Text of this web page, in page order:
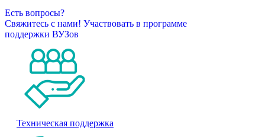
Есть вопросы?
Свяжитесь с нами! Участвовать в программе
поддержки ВУЗов
Техническая поддержка